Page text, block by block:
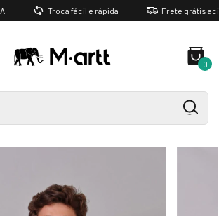
Troca fácil e rápida Frete grátis
0